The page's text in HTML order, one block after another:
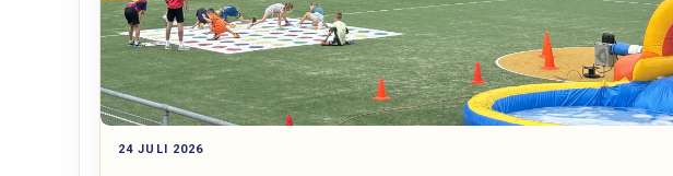
24 JULI 2026